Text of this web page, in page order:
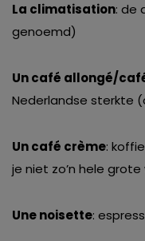
La climatisation: de
genoemd)
Un café allongé/
Nederlandse sterkte
Un café crème:
je niet zo’n hele grote
Une noisette: